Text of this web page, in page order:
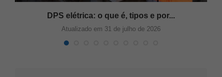
DPS elétrica: o que é, tipos e por...
Atualizado em 31 de julho de 2026